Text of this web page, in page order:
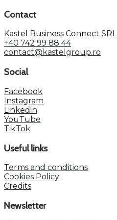
Contact
Kastel Business Connect SRL
+40 742 99 88 44
contact@kastelgroup.ro
Social
Facebook
Instagram
Linkedin
YouTube
TikTok
Useful links
Terms and conditions
Cookies Policy
Credits
Newsletter